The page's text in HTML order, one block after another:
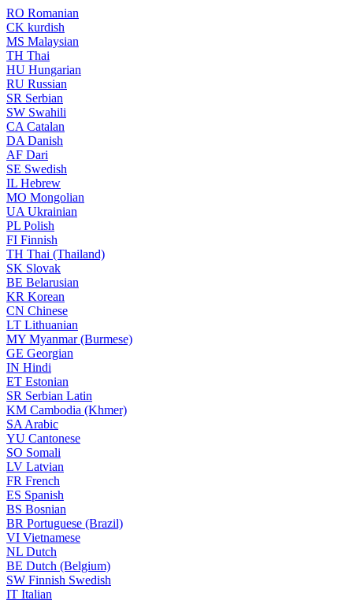
RO Romanian
CK kurdish
MS Malaysian
TH Thai
HU Hungarian
RU Russian
SR Serbian
SW Swahili
CA Catalan
DA Danish
AF Dari
SE Swedish
IL Hebrew
MO Mongolian
UA Ukrainian
PL Polish
FI Finnish
TH Thai (Thailand)
SK Slovak
BE Belarusian
KR Korean
CN Chinese
LT Lithuanian
MY Myanmar (Burmese)
GE Georgian
IN Hindi
ET Estonian
SR Serbian Latin
KM Cambodia (Khmer)
SA Arabic
YU Cantonese
SO Somali
LV Latvian
FR French
ES Spanish
BS Bosnian
BR Portuguese (Brazil)
VI Vietnamese
NL Dutch
BE Dutch (Belgium)
SW Finnish Swedish
IT Italian